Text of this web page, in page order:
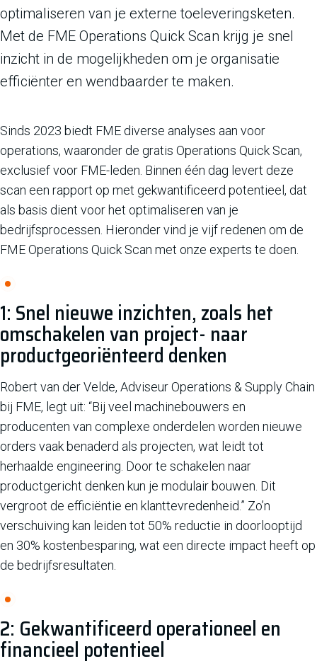
optimaliseren van je externe toeleveringsketen.
Met de FME Operations Quick Scan krijg je snel
inzicht in de mogelijkheden om je organisatie
efficiënter en wendbaarder te maken.
Sinds 2023 biedt FME diverse analyses aan voor
operations, waaronder de gratis Operations Quick Scan,
exclusief voor FME-leden. Binnen één dag levert deze
scan een rapport op met gekwantificeerd potentieel, dat
als basis dient voor het optimaliseren van je
bedrijfsprocessen. Hieronder vind je vijf redenen om de
FME Operations Quick Scan met onze experts te doen.
1: Snel nieuwe inzichten, zoals het
omschakelen van project- naar
productgeoriënteerd denken
Robert van der Velde, Adviseur Operations & Supply Chain
bij FME, legt uit: “Bij veel machinebouwers en
producenten van complexe onderdelen worden nieuwe
orders vaak benaderd als projecten, wat leidt tot
herhaalde engineering. Door te schakelen naar
productgericht denken kun je modulair bouwen. Dit
vergroot de efficiëntie en klanttevredenheid.” Zo’n
verschuiving kan leiden tot 50% reductie in doorlooptijd
en 30% kostenbesparing, wat een directe impact heeft op
de bedrijfsresultaten.
2: Gekwantificeerd operationeel en
financieel potentieel